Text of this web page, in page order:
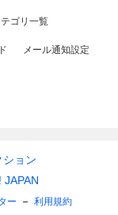
ゴリ一覧
メール通知設定
ション
JAPAN
ー 利用規約